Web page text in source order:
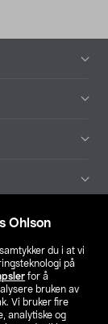
Ohlson
samtykker du i at vi
på
for å
bruken av
Vi bruker fire
analytiske og